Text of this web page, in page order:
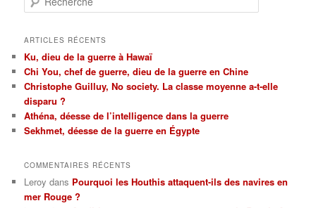
e
h
r
c
h
e
ARTICLES RÉCENTS
Ku, dieu de la guerre à Hawaï
Chi You, chef de guerre, dieu de la guerre en Chine
Christophe Guilluy, No society. La classe moyenne a-t-elle
disparu ?
Athéna, déesse de l’intelligence dans la guerre
Sekhmet, déesse de la guerre en Égypte
COMMENTAIRES RÉCENTS
Leroy dans Pourquoi les Houthis attaquent-ils des navires en
mer Rouge ?